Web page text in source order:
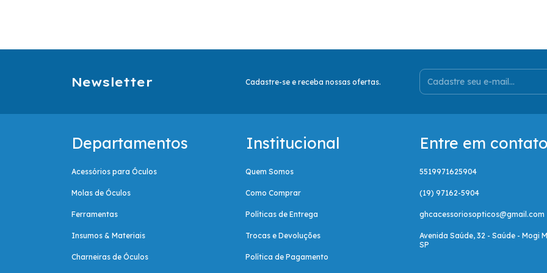
Newsletter Cadastre-se e receba nossas ofertas.
Departamentos
Acessórios para Óculos
Molas de Óculos
Ferramentas
Insumos & Materiais
Charneiras de Óculos
Institucional
Quem Somos
Como Comprar
Políticas de Entrega
Trocas e Devoluções
Política de Pagamento
Entre em contato
5519971625904
(19) 97162-5904
ghcacessoriosopticos@gmail.com
Avenida Saúde, 32 - Saúde - Mogi
SP